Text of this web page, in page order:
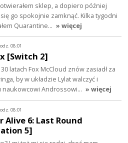
sklep, a dopiero później
go spokojnie zamknąć. Kilka tygodni
Quarantine… » więcej
08:01
[Switch 2]
latach Fox McCloud znów zasiadł za
by w układzie Lylat walczyć i
naukowcowi Androssowi… » więcej
08:01
Alive 6: Last Round
5]